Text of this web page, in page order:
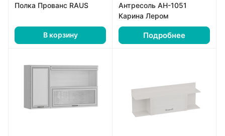
Полка Прованс RAUS
В корзину
Антресоль АН-1051
Карина Лером
Подробнее